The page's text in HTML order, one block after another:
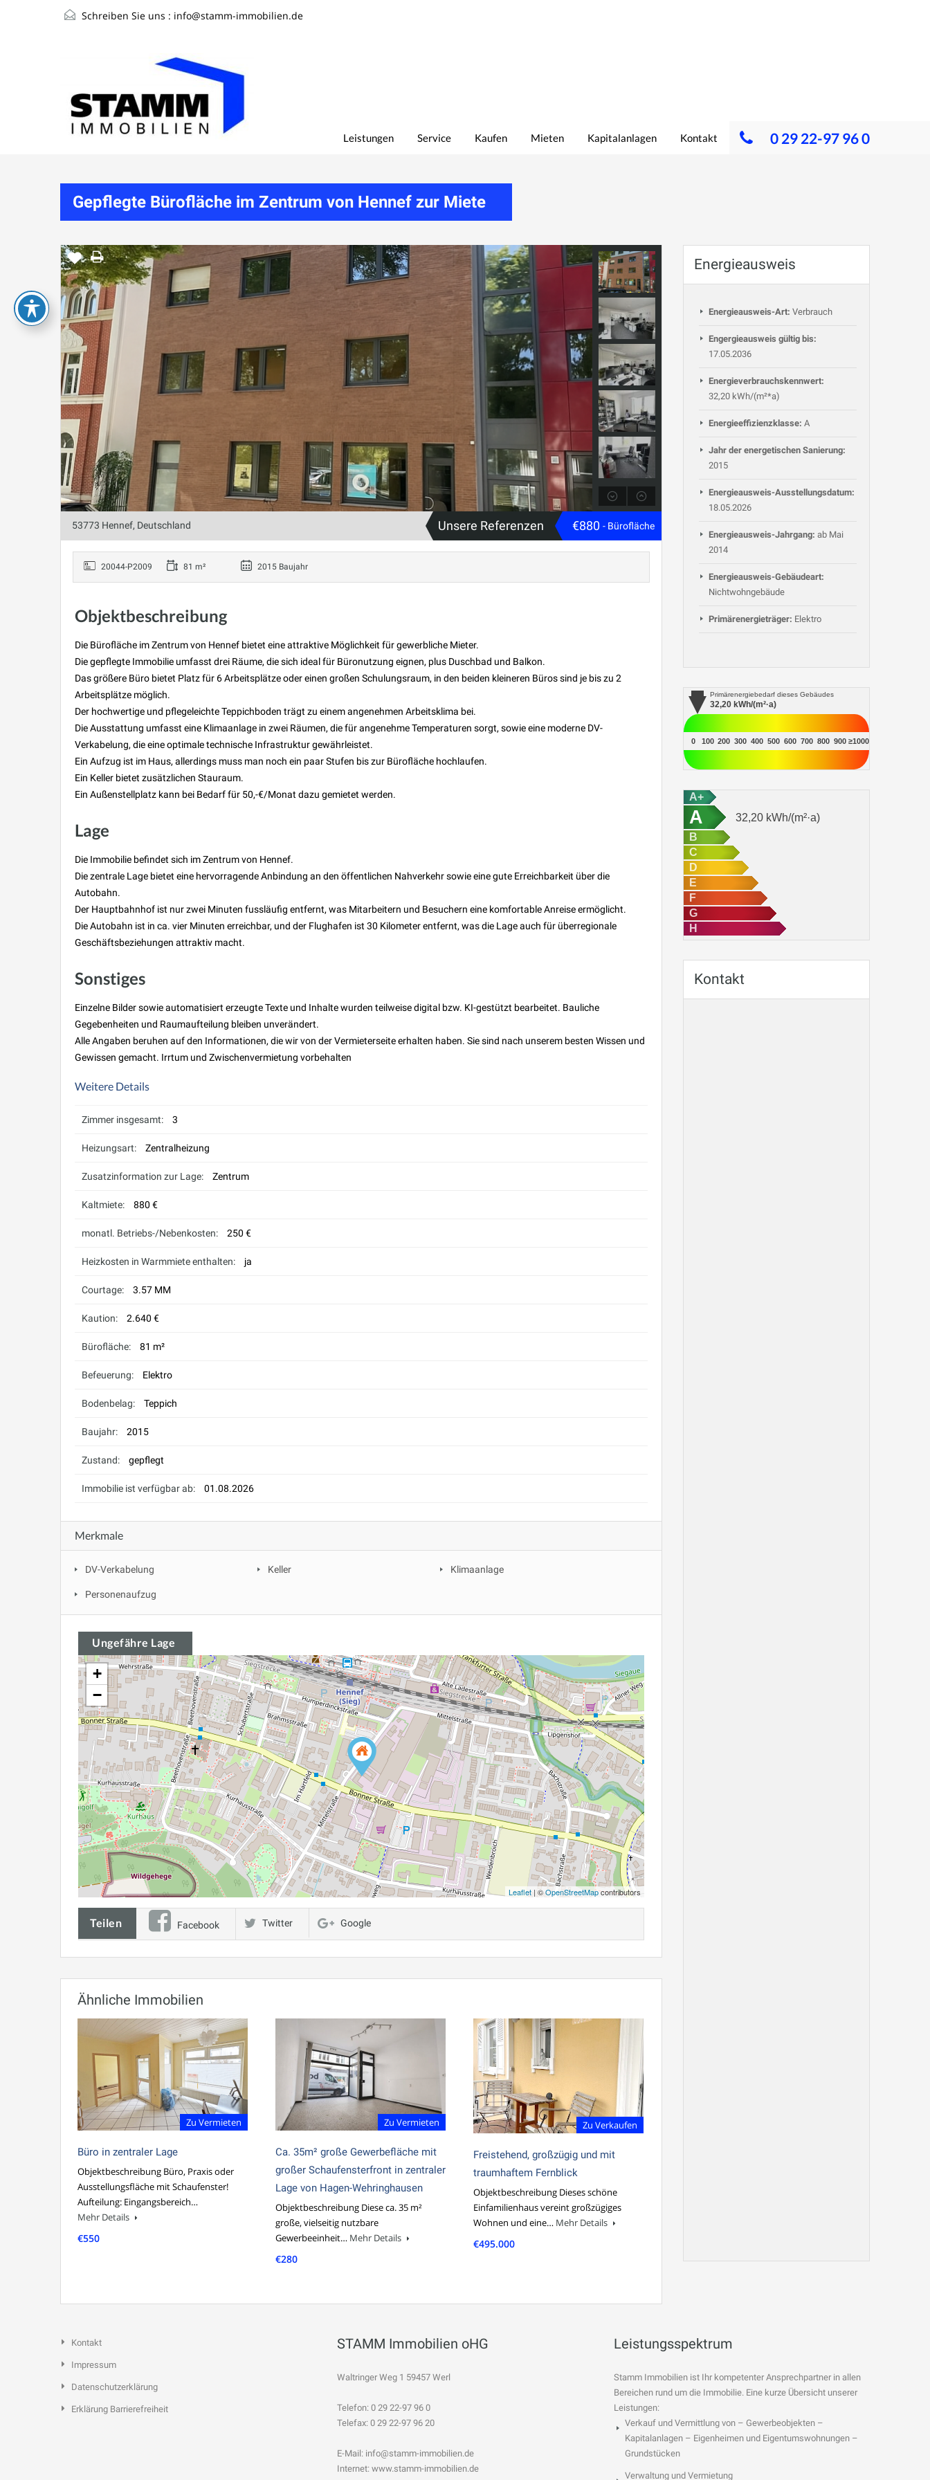
Schreiben Sie uns : info@stamm-immobilien.de
0 29 22-97 96 0
Leistungen Service Kaufen Mieten Kapitalanlagen Kontakt
Gepflegte Bürofläche im Zentrum von Hennef zur Miete
53773 Hennef, Deutschland Unsere Referenzen €880 - Bürofläche
20044-P2009 81 m² 2015 Baujahr
Objektbeschreibung
Die Bürofläche im Zentrum von Hennef bietet eine attraktive Möglichkeit für gewerbliche Mieter.
Die gepflegte Immobilie umfasst drei Räume, die sich ideal für Büronutzung eignen, plus Duschbad und Balkon.
Das größere Büro bietet Platz für 6 Arbeitsplätze oder einen großen Schulungsraum, in den beiden kleineren Büros sind je bis zu 2
Arbeitsplätze möglich.
Der hochwertige und pflegeleichte Teppichboden trägt zu einem angenehmen Arbeitsklima bei.
Die Ausstattung umfasst eine Klimaanlage in zwei Räumen, die für angenehme Temperaturen sorgt, sowie eine moderne DV-
Verkabelung, die eine optimale technische Infrastruktur gewährleistet.
Ein Aufzug ist im Haus, allerdings muss man noch ein paar Stufen bis zur Bürofläche hochlaufen.
Ein Keller bietet zusätzlichen Stauraum.
Ein Außenstellplatz kann bei Bedarf für 50,-€/Monat dazu gemietet werden.
Lage
Die Immobilie befindet sich im Zentrum von Hennef.
Die zentrale Lage bietet eine hervorragende Anbindung an den öffentlichen Nahverkehr sowie eine gute Erreichbarkeit über die
Autobahn.
Der Hauptbahnhof ist nur zwei Minuten fussläufig entfernt, was Mitarbeitern und Besuchern eine komfortable Anreise ermöglicht.
Die Autobahn ist in ca. vier Minuten erreichbar, und der Flughafen ist 30 Kilometer entfernt, was die Lage auch für überregionale
Geschäftsbeziehungen attraktiv macht.
Sonstiges
Einzelne Bilder sowie automatisiert erzeugte Texte und Inhalte wurden teilweise digital bzw. KI-gestützt bearbeitet. Bauliche
Gegebenheiten und Raumaufteilung bleiben unverändert.
Alle Angaben beruhen auf den Informationen, die wir von der Vermieterseite erhalten haben. Sie sind nach unserem besten Wissen und
Gewissen gemacht. Irrtum und Zwischenvermietung vorbehalten
Weitere Details
Zimmer insgesamt: 3
Heizungsart: Zentralheizung
Zusatzinformation zur Lage: Zentrum
Kaltmiete: 880 €
monatl. Betriebs-/Nebenkosten: 250 €
Heizkosten in Warmmiete enthalten: ja
Courtage: 3.57 MM
Kaution: 2.640 €
Bürofläche: 81 m²
Befeuerung: Elektro
Bodenbelag: Teppich
Baujahr: 2015
Zustand: gepflegt
Immobilie ist verfügbar ab: 01.08.2026
Merkmale
DV-Verkabelung Keller Klimaanlage
Personenaufzug
Ungefähre Lage
+
−
Leaflet | ©OpenStreetMapcontributors
Teilen Facebook Twitter Google
Ähnliche Immobilien
Zu Vermieten
Büro in zentraler Lage
Objektbeschreibung Büro, Praxis oder
Ausstellungsfläche mit Schaufenster!
Aufteilung: Eingangsbereich…
Mehr Details
€550
Zu Vermieten
Ca. 35m² große Gewerbefläche mit
großer Schaufensterfront in zentraler
Lage von Hagen-Wehringhausen
Objektbeschreibung Diese ca. 35 m²
große, vielseitig nutzbare
Gewerbeeinheit… Mehr Details
€280
Zu Verkaufen
Freistehend, großzügig und mit
traumhaftem Fernblick
Objektbeschreibung Dieses schöne
Einfamilienhaus vereint großzügiges
Wohnen und eine… Mehr Details
€495.000
Energieausweis
Energieausweis-Art: Verbrauch
Engergieausweis gültig bis:
17.05.2036
Energieverbrauchskennwert:
32,20 kWh/(m²*a)
Energieeffizienzklasse: A
Jahr der energetischen Sanierung:
2015
Energieausweis-Ausstellungsdatum:
18.05.2026
Energieausweis-Jahrgang: ab Mai
2014
Energieausweis-Gebäudeart:
Nichtwohngebäude
Primärenergieträger: Elektro
Primärenergiebedarfdieses Gebäudes
32,20 kWh/(m²·a)
0 100 200 300 400 500 600 700 800 900 ≥1000
A+
A 32,20 kWh/(m²·a)
B
C
D
E
F
G
H
Kontakt
Kontakt
Impressum
Datenschutzerklärung
Erklärung Barrierefreiheit
STAMM Immobilien oHG
Waltringer Weg 1 59457 Werl
Telefon: 0 29 22-97 96 0
Telefax: 0 29 22-97 96 20
E-Mail: info@stamm-immobilien.de
Internet: www.stamm-immobilien.de
Leistungsspektrum
Stamm Immobilien ist Ihr kompetenter Ansprechpartner in allen
Bereichen rund um die Immobilie. Eine kurze Übersicht unserer
Leistungen:
Verkauf und Vermittlung von – Gewerbeobjekten –
Kapitalanlagen – Eigenheimen und Eigentumswohnungen –
Grundstücken
Verwaltung und Vermietung